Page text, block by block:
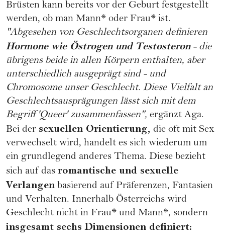
Brüsten kann bereits vor der Geburt festgestellt
werden, ob man Mann* oder Frau* ist.
"Abgesehen von Geschlechtsorganen definieren
Hormone wie Östrogen und Testosteron- die
übrigens beide in allen Körpern enthalten, aber
unterschiedlich ausgeprägt sind - und
Chromosome unser Geschlecht. Diese Vielfalt an
Geschlechtsausprägungen lässt sich mit dem
Begriff 'Queer' zusammenfassen", ergänzt Aga.
Bei der sexuellen Orientierung, die oft mit Sex
verwechselt wird, handelt es sich wiederum um
ein grundlegend anderes Thema. Diese bezieht
sich auf das romantische und sexuelle
Verlangen basierend auf Präferenzen, Fantasien
und Verhalten. Innerhalb Österreichs wird
Geschlecht nicht in Frau* und Mann*, sondern
insgesamt sechs Dimensionen definiert: